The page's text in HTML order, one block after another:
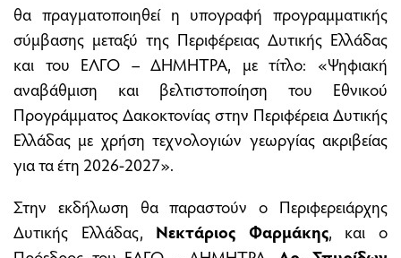
θα πραγματοποιηθεί η υπογραφή προγραμματικής
σύμβασης μεταξύ της Περιφέρειας Δυτικής Ελλάδας
και του ΕΛΓΟ – ΔΗΜΗΤΡΑ, με τίτλο: «Ψηφιακή
αναβάθμιση και βελτιστοποίηση του Εθνικού
Προγράμματος Δακοκτονίας στην Περιφέρεια Δυτικής
Ελλάδας με χρήση τεχνολογιών γεωργίας ακριβείας
για τα έτη 2026-2027».
Στην εκδήλωση θα παραστούν ο Περιφερειάρχης
Δυτικής Ελλάδας, Νεκτάριος Φαρμάκης, και ο